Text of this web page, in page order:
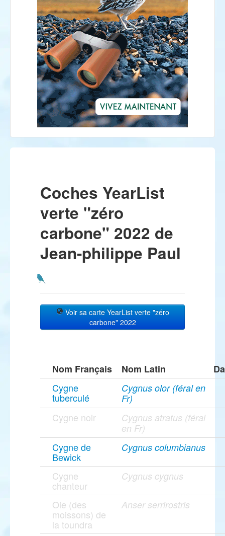
Coches YearList
verte "zéro
carbone" 2022 de
Jean-philippe Paul
Voir sa carte YearList verte "zéro
carbone" 2022
Nom Français Nom Latin
Cygne
tuberculé
Cygnus olor (féral en
Fr)
Cygne noir
Cygnus atratus (féral
en Fr)
Cygne de
Bewick
Cygnus columbianus
Cygne
chanteur
Cygnus cygnus
Oie (des
moissons) de
la toundra
Anser serrirostris